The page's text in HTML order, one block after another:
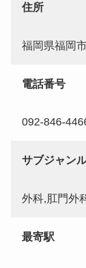
住所
福岡県福岡
電話番号
092-846-
サブジャン
外科,肛門外
最寄駅